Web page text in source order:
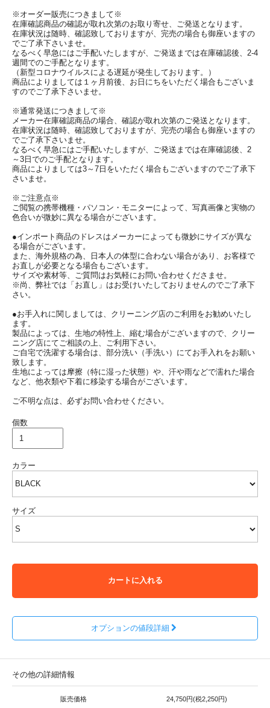
※オーダー販売につきまして※
在庫確認商品の確認が取れ次第のお取り寄せ、ご発送となります。
在庫状況は随時、確認致しておりますが、完売の場合も御座いますの
でご了承下さいませ。
なるべく早急にはご手配いたしますが、ご発送までは在庫確認後、2-4
週間でのご手配となります。
（新型コロナウイルスによる遅延が発生しております。）
商品によりましては１ヶ月前後、お日にちをいただく場合もございま
すのでご了承下さいませ。
※通常発送につきまして※
メーカー在庫確認商品の場合、確認が取れ次第のご発送となります。
在庫状況は随時、確認致しておりますが、完売の場合も御座いますの
でご了承下さいませ。
なるべく早急にはご手配いたしますが、ご発送までは在庫確認後、2
～3日でのご手配となります。
商品によりましては3～7日をいただく場合もございますのでご了承下
さいませ。
※ご注意点※
ご閲覧の携帯機種・パソコン・モニターによって、写真画像と実物の
色合いが微妙に異なる場合がございます。
●インポート商品のドレスはメーカーによっても微妙にサイズが異な
る場合がございます。
また、海外規格の為、日本人の体型に合わない場合があり、お客様で
お直しが必要となる場合もございます。
サイズや素材等、ご質問はお気軽にお問い合わせくださませ。
※尚、弊社では「お直し」はお受けいたしておりませんのでご了承下
さい。
●お手入れに関しましては、クリーニング店のご利用をお勧めいたし
ます。
製品によっては、生地の特性上、縮む場合がございますので、クリー
ニング店にてご相談の上、ご利用下さい。
ご自宅で洗濯する場合は、部分洗い（手洗い）にてお手入れをお願い
致します。
生地によっては摩擦（特に湿った状態）や、汗や雨などで濡れた場合
など、他衣類や下着に移染する場合がございます。
ご不明な点は、必ずお問い合わせください。
個数
カラー
サイズ
カートに入れる
オプションの値段詳細
その他の詳細情報
販売価格 24,750円(税2,250円)